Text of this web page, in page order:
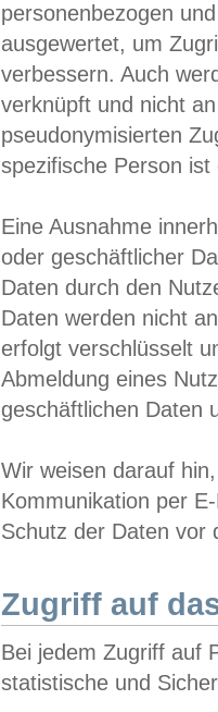
personenbezogen
ausgewertet, um
verbessern. Auch
verknüpft und nicht
pseudonymisierten
spezifische Person
Eine Ausnahme
oder geschäftlicher
Daten durch den
Daten werden nicht
erfolgt verschlüsselt
Abmeldung eines
geschäftlichen Daten
Wir weisen darauf
Kommunikation per
Schutz der Daten vor
Zugriff auf
Bei jedem Zugriff auf
statistische und